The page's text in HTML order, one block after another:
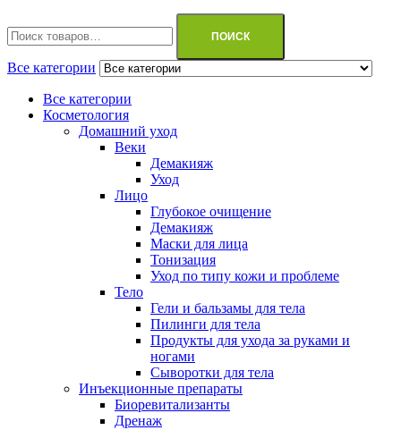
ПОИСК
Все категории
Все категории
Косметология
Домашний уход
Веки
Демакияж
Уход
Лицо
Глубокое очищение
Демакияж
Маски для лица
Тонизация
Уход по типу кожи и проблеме
Тело
Гели и бальзамы для тела
Пилинги для тела
Продукты для ухода за руками и
ногами
Сыворотки для тела
Инъекционные препараты
Биоревитализанты
Дренаж